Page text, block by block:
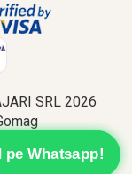
SRL 2026
pe Whatsapp!